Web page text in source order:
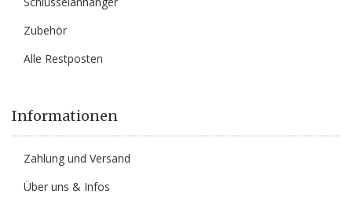
Zubehör
Alle Restposten
Informationen
Zahlung und Versand
Über uns & Infos